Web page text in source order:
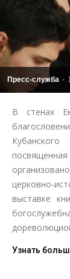
Пресс-служба -
В стенах
церковно-
выставке
Узнать